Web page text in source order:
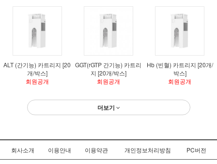
ALT (간기능) 카트리지 [20
개/박스]
회원공개
GGT(rGTP 간기능) 카트리
지 [20개/박스]
회원공개
Hb (빈혈) 카트리지 [20개/
박스]
회원공개
더보기
회사소개 이용안내 이용약관 개인정보처리방침 PC버전